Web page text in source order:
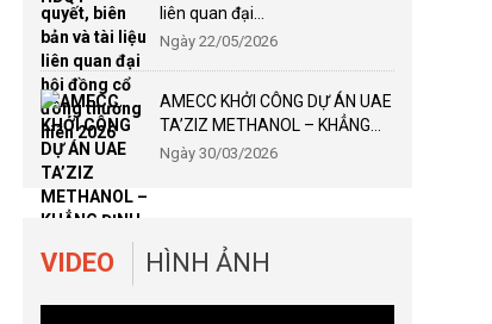
liên quan đại...
Ngày 22/05/2026
AMECC KHỞI CÔNG DỰ ÁN UAE
TA’ZIZ METHANOL – KHẲNG...
Ngày 30/03/2026
VIDEO HÌNH ẢNH